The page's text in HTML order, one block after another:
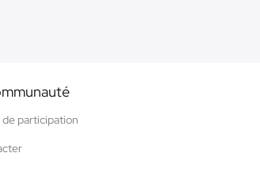
participation